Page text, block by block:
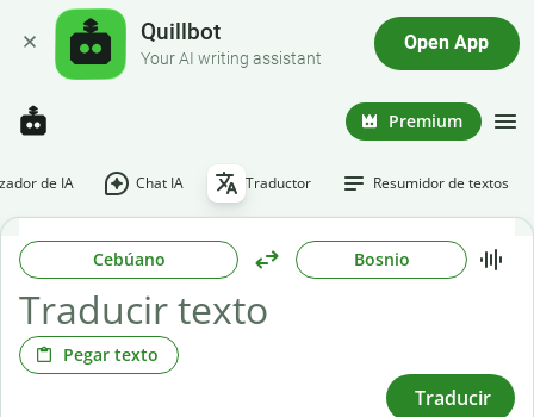
Quillbot
Your AI writing assistant
Open App
Premium
de IA Chat IA Traductor Resumidor de textos
Cebúano Bosnio
Pegar texto
Traducir